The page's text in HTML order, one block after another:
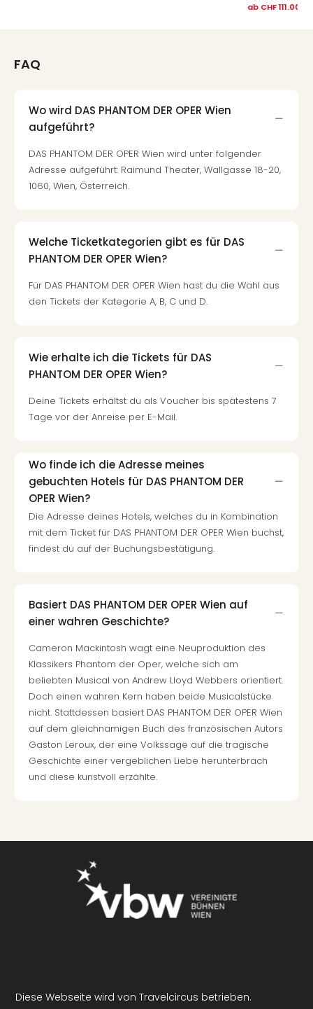
ab CHF 111.00
FAQ
Wo wird DAS PHANTOM DER OPER Wien
aufgeführt?
DAS PHANTOM DER OPER Wien wird unter folgender
Adresse aufgeführt: Raimund Theater, Wallgasse 18-20,
1060, Wien, Österreich.
Welche Ticketkategorien gibt es für DAS
PHANTOM DER OPER Wien?
Für DAS PHANTOM DER OPER Wien hast du die Wahl aus
den Tickets der Kategorie A, B, C und D.
Wie erhalte ich die Tickets für DAS
PHANTOM DER OPER Wien?
Deine Tickets erhältst du als Voucher bis spätestens 7
Tage vor der Anreise per E-Mail.
Wo finde ich die Adresse meines
gebuchten Hotels für DAS PHANTOM DER
OPER Wien?
Die Adresse deines Hotels, welches du in Kombination
mit dem Ticket für DAS PHANTOM DER OPER Wien buchst,
findest du auf der Buchungsbestätigung.
Basiert DAS PHANTOM DER OPER Wien auf
einer wahren Geschichte?
Cameron Mackintosh wagt eine Neuproduktion des
Klassikers Phantom der Oper, welche sich am
beliebten Musical von Andrew Lloyd Webbers orientiert.
Doch einen wahren Kern haben beide Musicalstücke
nicht. Stattdessen basiert DAS PHANTOM DER OPER Wien
auf dem gleichnamigen Buch des französischen Autors
Gaston Leroux, der eine Volkssage auf die tragische
Geschichte einer vergeblichen Liebe herunterbrach
und diese kunstvoll erzählte.
Diese Webseite wird von Travelcircus betrieben.